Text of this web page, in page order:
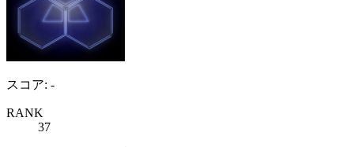
スコア: -
RANK
37